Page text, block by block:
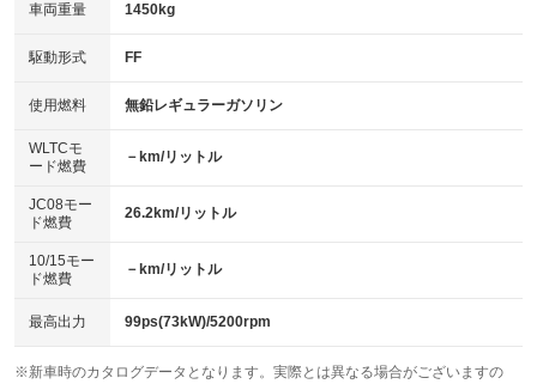
アイドリングストップ
：装備あり
USB入力端子
：装備なし
100V電源
：装備なし
センターデフロック
：装備なし
電動格納ミラー
：装備あり
キーレス
HID(キセノンライト)
：装備あり
バックカメラ
：装備あり
エアロ
：装備なし
：装備なし
パワーシート
ベンチシート
：装備なし
チップアップシート
：装備なし
：装備なし ：装備なし
車両重量 1450kg
駆動形式 FF
使用燃料 無鉛レギュラーガソリン
WLTCモ
ード燃費
－km/リットル
JC08モー
ド燃費
26.2km/リットル
10/15モー
ド燃費
－km/リットル
最高出力 99ps(73kW)/5200rpm
※新車時のカタログデータとなります。実際とは異なる場合がございますの